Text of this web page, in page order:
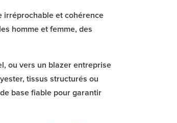
irréprochable et cohérence
homme et femme, des
ou vers un blazer entreprise
tissus structurés ou
base fiable pour garantir